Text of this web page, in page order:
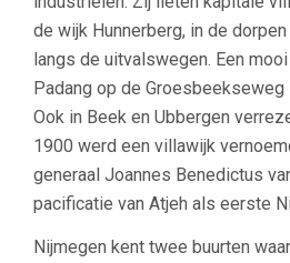
de wijk Hunnerberg, in de
langs de uitvalswegen. Een
Padang op de Groesbeekseweg
Ook in Beek en Ubbergen
1900 werd een villawijk
generaal Joannes Benedictus
pacificatie van Atjeh als eerste
Nijmegen kent twee buurten